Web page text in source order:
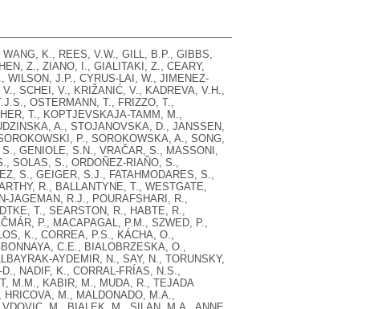
K., REES, V.W., GILL, B.P., GIBBS,
Z., ZIANO, I., GIALITAKI, Z., CEARY,
J.P., CYRUS-LAI, W., JIMENEZ-
SCHEI, V., KRIŽANIĆ, V., KADREVA, V.H.,
OSTERMANN, T., FRIZZO, T.,
T., KOPTJEVSKAJA-TAMM, M.,
A., STOJANOVSKA, D., JANSSEN,
P., SOROKOWSKA, A., SONG,
GENIOLE, S.N., VRAČAR, S., MASSONI,
SOLAS, S., ORDOÑEZ-RIAÑO, S.,
S., GEIGER, S.J., FATAHMODARES, S.,
R., BALLANTYNE, T., WESTGATE,
JAGEMAN, R.J., POURAFSHARI, R.,
T., SEARSTON, R., HABTE, R.,
P., MACAPAGAL, P.M., SZWED, P.,
K., CORREA, P.S., KÁCHA, O.,
C.E., BIALOBRZESKA, O.,
AYDEMIR, N., SAY, N., TORUNSKY,
NADIF, K., CORRAL-FRÍAS, N.S.,
M.M., KABIR, M., MUDA, R., TEJADA
M., MALDONADO, M.A.,